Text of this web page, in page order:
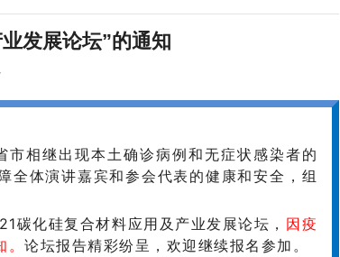
发展论坛”的通知
相继出现本土确诊病例和无症状感染者的
全体演讲嘉宾和参会代表的健康和安全，组
化硅复合材料应用及产业发展论坛， 因疫
论坛报告精彩纷呈，欢迎继续报名参加。